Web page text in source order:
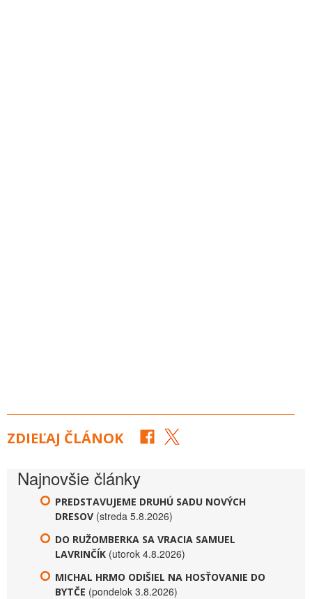
ZDIEĽAJ ČLÁNOK
Najnovšie články
PREDSTAVUJEME DRUHÚ SADU NOVÝCH
DRESOV (streda 5.8.2026)
DO RUŽOMBERKA SA VRACIA SAMUEL
LAVRINČÍK (utorok 4.8.2026)
MICHAL HRMO ODIŠIEL NA HOSŤOVANIE DO
BYTČE (pondelok 3.8.2026)